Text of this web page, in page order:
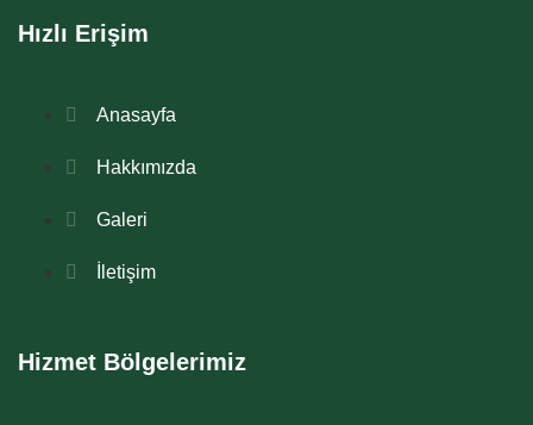
Hızlı Erişim
Anasayfa
Hakkımızda
Galeri
İletişim
Hizmet Bölgelerimiz